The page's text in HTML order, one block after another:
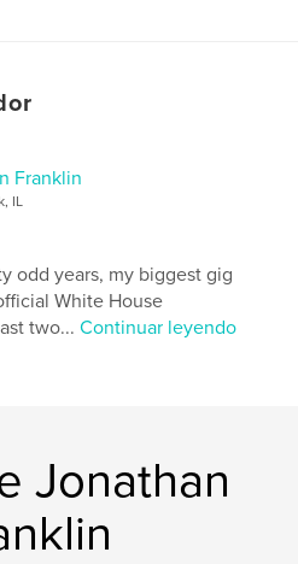
,
Franklin
IL
odd years, my biggest gig
White House
two...Continuar leyendo
Jonathan